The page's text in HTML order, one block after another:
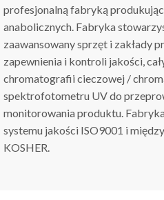
profesjonalną fabryką
anabolicznych. Fabryka
zaawansowany sprzęt i zakłady
zapewnienia i kontroli jakości,
chromatografii cieczowej /
spektrofotometru UV do
monitorowania produktu.
systemu jakości ISO9001 i
KOSHER.